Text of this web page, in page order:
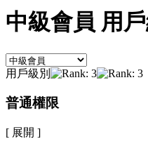
中級會員 用
用戶級別
普通權限
[ 展開 ]